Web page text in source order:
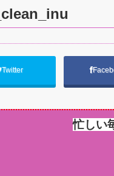
Twitter
忙しい